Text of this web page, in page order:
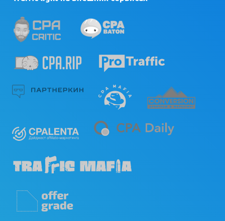
помочь?
образом эффективнее всего
поддерживать с нами связь?